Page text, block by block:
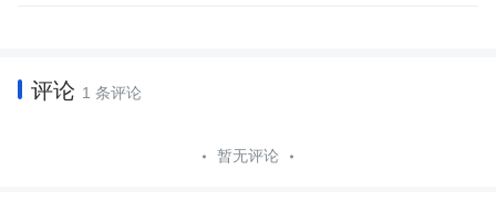
评论 1 条评论
暂无评论